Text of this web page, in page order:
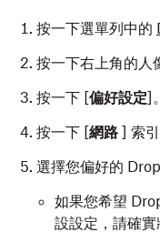
按一下選單列中的
按一下右上角的人
按一下 [偏好設定]。
按一下 [網路 ] 索引
選擇您偏好的
如果您希望
設設定，請確